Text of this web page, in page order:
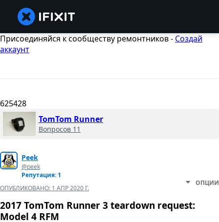
Присоединяйся к сообществу ремонтников - Создай
аккаунт
625428
TomTom Runner
Вопросов 11
Peek
@peek
Репутация: 1
ОПУБЛИКОВАНО: 1 АПР 2020 Г.
ОПЦИИ
2017 TomTom Runner 3 teardown request:
Model 4 RFM